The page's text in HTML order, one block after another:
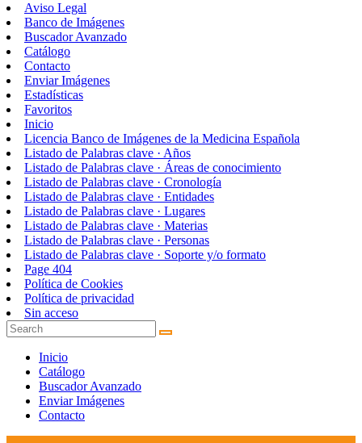
Aviso Legal
Banco de Imágenes
Buscador Avanzado
Catálogo
Contacto
Enviar Imágenes
Estadísticas
Favoritos
Inicio
Licencia Banco de Imágenes de la Medicina Española
Listado de Palabras clave · Años
Listado de Palabras clave · Áreas de conocimiento
Listado de Palabras clave · Cronología
Listado de Palabras clave · Entidades
Listado de Palabras clave · Lugares
Listado de Palabras clave · Materias
Listado de Palabras clave · Personas
Listado de Palabras clave · Soporte y/o formato
Page 404
Política de Cookies
Política de privacidad
Sin acceso
Inicio
Catálogo
Buscador Avanzado
Enviar Imágenes
Contacto